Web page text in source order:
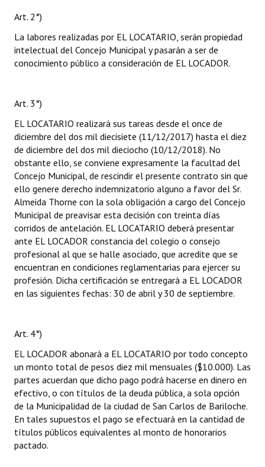
Art. 2°)
La labores realizadas por EL LOCATARIO, serán propiedad
intelectual del Concejo Municipal y pasarán a ser de
conocimiento público a consideración de EL LOCADOR.
Art. 3°)
EL LOCATARIO realizará sus tareas desde el once de
diciembre del dos mil diecisiete (11/12/2017) hasta el diez
de diciembre del dos mil dieciocho (10/12/2018). No
obstante ello, se conviene expresamente la facultad del
Concejo Municipal, de rescindir el presente contrato sin que
ello genere derecho indemnizatorio alguno a favor del Sr.
Almeida Thorne con la sola obligación a cargo del Concejo
Municipal de preavisar esta decisión con treinta días
corridos de antelación. EL LOCATARIO deberá presentar
ante EL LOCADOR constancia del colegio o consejo
profesional al que se halle asociado, que acredite que se
encuentran en condiciones reglamentarias para ejercer su
profesión. Dicha certificación se entregará a EL LOCADOR
en las siguientes fechas: 30 de abril y 30 de septiembre.
Art. 4°)
EL LOCADOR abonará a EL LOCATARIO por todo concepto
un monto total de pesos diez mil mensuales ($10.000). Las
partes acuerdan que dicho pago podrá hacerse en dinero en
efectivo, o con títulos de la deuda pública, a sola opción
de la Municipalidad de la ciudad de San Carlos de Bariloche.
En tales supuestos el pago se efectuará en la cantidad de
títulos públicos equivalentes al monto de honorarios
pactado.